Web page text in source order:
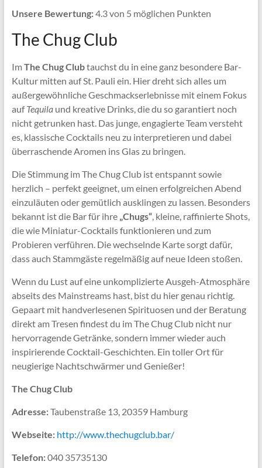
Unsere Bewertung:4.3 von 5 möglichen Punkten
The Chug Club
ImThe Chug Clubtauchst du in eine ganz besondere Bar-
Kultur mitten auf St. Pauli ein. Hier dreht sich alles um
außergewöhnliche Geschmackserlebnisse mit einem Fokus
aufTequilaund kreative Drinks, die du so garantiert noch
nicht getrunken hast. Das junge, engagierte Team versteht
es, klassische Cocktails neu zu interpretieren und dabei
überraschende Aromen ins Glas zu bringen.
Die Stimmung im The Chug Club ist entspannt sowie
herzlich – perfekt geeignet, um einen erfolgreichen Abend
einzuläuten oder gemütlich ausklingen zu lassen. Besonders
bekannt ist die Bar für ihre „Chugs“, kleine, raffinierte Shots,
die wie Miniatur-Cocktails funktionieren und zum
Probieren verführen. Die wechselnde Karte sorgt dafür,
dass auch Stammgäste regelmäßig auf neue Ideen stoßen.
Wenn du Lust auf eine unkomplizierte Ausgeh-Atmosphäre
abseits des Mainstreams hast, bist du hier genau richtig.
Gepaart mit handverlesenen Spirituosen und der Beratung
direkt am Tresen findest du im The Chug Club nicht nur
hervorragende Getränke, sondern immer wieder auch
inspirierende Cocktail-Geschichten. Ein toller Ort für
neugierige Nachtschwärmer und Genießer!
The Chug Club
Adresse:Taubenstraße 13, 20359 Hamburg
Webseite: http://www.thechugclub.bar/
Telefon:040 35735130